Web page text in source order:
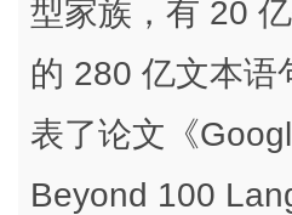
型家族，有 20
的 280 亿文本语
表了论文《
Beyond 100